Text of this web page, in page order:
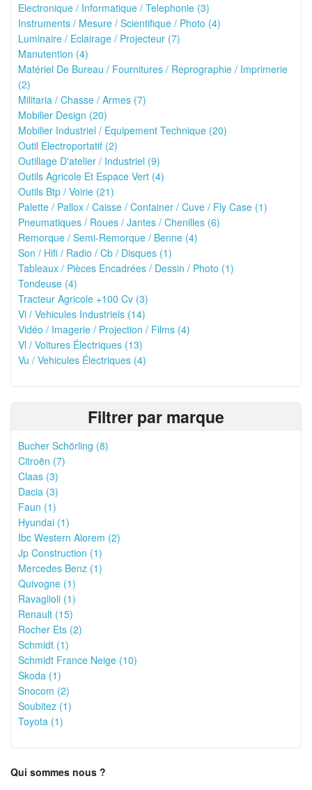
Electronique / Informatique / Telephonie (3)
Instruments / Mesure / Scientifique / Photo (4)
Luminaire / Eclairage / Projecteur (7)
Manutention (4)
Matériel De Bureau / Fournitures / Reprographie / Imprimerie
(2)
Militaria / Chasse / Armes (7)
Mobilier Design (20)
Mobilier Industriel / Equipement Technique (20)
Outil Electroportatif (2)
Outillage D'atelier / Industriel (9)
Outils Agricole Et Espace Vert (4)
Outils Btp / Voirie (21)
Palette / Pallox / Caisse / Container / Cuve / Fly Case (1)
Pneumatiques / Roues / Jantes / Chenilles (6)
Remorque / Semi-Remorque / Benne (4)
Son / Hifi / Radio / Cb / Disques (1)
Tableaux / Pièces Encadrées / Dessin / Photo (1)
Tondeuse (4)
Tracteur Agricole +100 Cv (3)
Vi / Vehicules Industriels (14)
Vidéo / Imagerie / Projection / Films (4)
Vl / Voitures Électriques (13)
Vu / Vehicules Électriques (4)
Filtrer par marque
Bucher Schörling (8)
Citroën (7)
Claas (3)
Dacia (3)
Faun (1)
Hyundai (1)
Ibc Western Alorem (2)
Jp Construction (1)
Mercedes Benz (1)
Quivogne (1)
Ravaglioli (1)
Renault (15)
Rocher Ets (2)
Schmidt (1)
Schmidt France Neige (10)
Skoda (1)
Snocom (2)
Soubitez (1)
Toyota (1)
Qui sommes nous ?